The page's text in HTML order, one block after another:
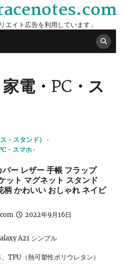
エイト広告を利用しています」
家電・PC・ス
・スタンド）
・スマホ
ー レザー 手帳 フラップ
ット マグネット スタンド
かわいい おしゃれ ネイビ
2022年9月16日
A21 シンプル
TPU（熱可塑性ポリウレタン）